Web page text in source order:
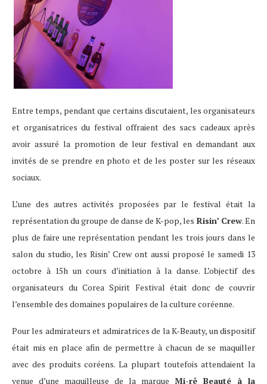
Entre temps, pendant que certains discutaient, les organisateurs
et organisatrices du festival offraient des sacs cadeaux après
avoir assuré la promotion de leur festival en demandant aux
invités de se prendre en photo et de les poster sur les réseaux
sociaux.
L’une des autres activités proposées par le festival était la
représentation du groupe de danse de K-pop, les Risin’ Crew. En
plus de faire une représentation pendant les trois jours dans le
salon du studio, les Risin’ Crew ont aussi proposé le samedi 13
octobre à 15h un cours d’initiation à la danse. L’objectif des
organisateurs du Corea Spirit Festival était donc de couvrir
l’ensemble des domaines populaires de la culture coréenne.
Pour les admirateurs et admiratrices de la K-Beauty, un dispositif
était mis en place afin de permettre à chacun de se maquiller
avec des produits coréens. La plupart toutefois attendaient la
venue d’une maquilleuse de la marque Mi-rê Beauté à la